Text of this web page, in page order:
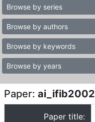
Browse by series
Browse by authors
Browse by keywords
Browse by years
Paper: ai_ifib2002
Paper title: